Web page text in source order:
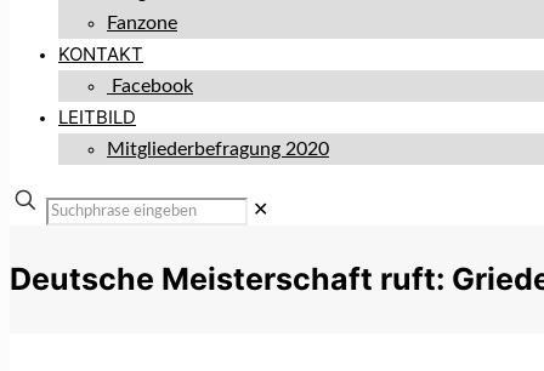
Fanzone
KONTAKT
Facebook
LEITBILD
Mitgliederbefragung 2020
✕
Deutsche Meisterschaft ruft: